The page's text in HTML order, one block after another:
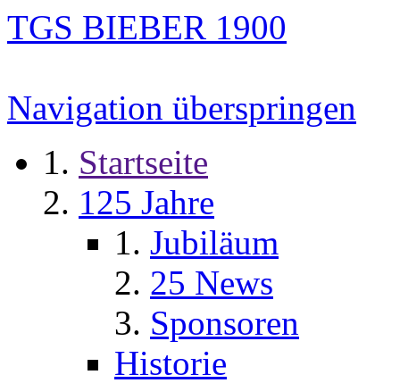
TGS BIEBER 1900
Navigation überspringen
Startseite
125 Jahre
Jubiläum
25 News
Sponsoren
Historie